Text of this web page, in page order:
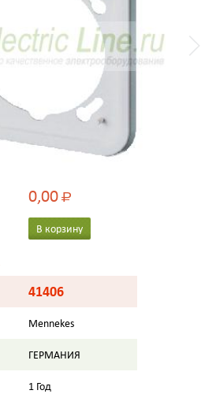
0,00Р
В корзину
41406
Mennekes
ГЕРМАНИЯ
1 Год